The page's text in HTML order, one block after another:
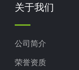
关于我们
公司简介
荣誉资质